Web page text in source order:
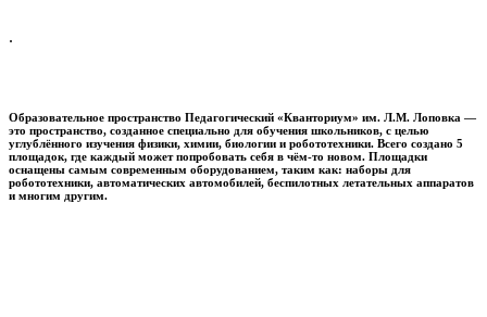
.
Образовательное пространство Педагогический «Кванториум» им. Л.М. Лоповка —
это пространство, созданное специально для обучения школьников, с целью
углублённого изучения физики, химии, биологии и робототехники. Всего создано 5
площадок, где каждый может попробовать себя в чём-то новом. Площадки
оснащены самым современным оборудованием, таким как: наборы для
робототехники, автоматических автомобилей, беспилотных летательных аппаратов
и многим другим.